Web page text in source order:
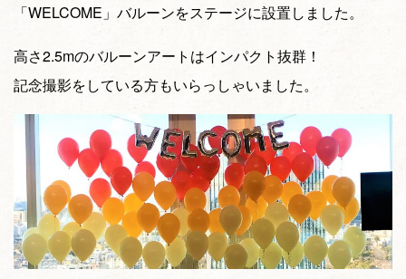
「WELCOME」バルーンをステージに設置しました。
高さ2.5mのバルーンアートはインパクト抜群！
記念撮影をしている方もいらっしゃいました。